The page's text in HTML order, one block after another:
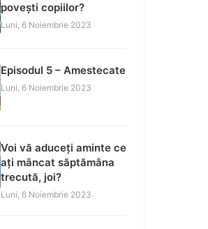
povești copiilor?
Luni, 6 Noiembrie 2023
Episodul 5 – Amestecate
Luni, 6 Noiembrie 2023
Voi vă aduceți aminte ce
ați mâncat săptămâna
trecută, joi?
Luni, 6 Noiembrie 2023